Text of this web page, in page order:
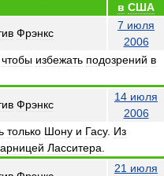
в США
Фрэнкс
7 июля
2006
чтобы избежать подозрений в
Фрэнкс
14 июля
2006
только Шону и Гасу. Из
Ласситера
21 июля